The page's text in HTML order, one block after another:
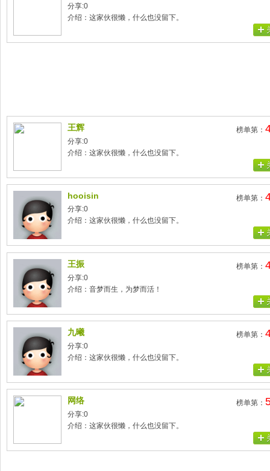
分享:0
介绍：这家伙很懒，什么也没留下。
王辉 榜单第：
分享:0
介绍：这家伙很懒，什么也没留下。
hooisin 榜单第：
分享:0
介绍：这家伙很懒，什么也没留下。
王振 榜单第：
分享:0
介绍：音梦而生，为梦而活！
九曦 榜单第：
分享:0
介绍：这家伙很懒，什么也没留下。
网络 榜单第：
分享:0
介绍：这家伙很懒，什么也没留下。